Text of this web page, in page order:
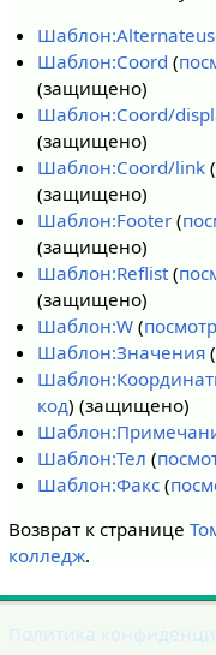
Шаблон:Coord (
(защищено)
Шаблон:Coord/
(защищено)
Шаблон:Coord/link (
(защищено)
Шаблон:Footer (
(защищено)
Шаблон:Reflist(
(защищено)
Шаблон:W (
Шаблон:Значения (
код) (защищено)
Шаблон:Тел (
Шаблон:Факс (
Возврат к странице
колледж.